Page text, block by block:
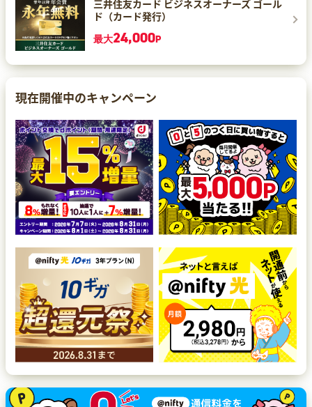
三井住友カード ビジネスオーナーズ ゴール
ド（カード発行）
最大24,000P
現在開催中のキャンペーン